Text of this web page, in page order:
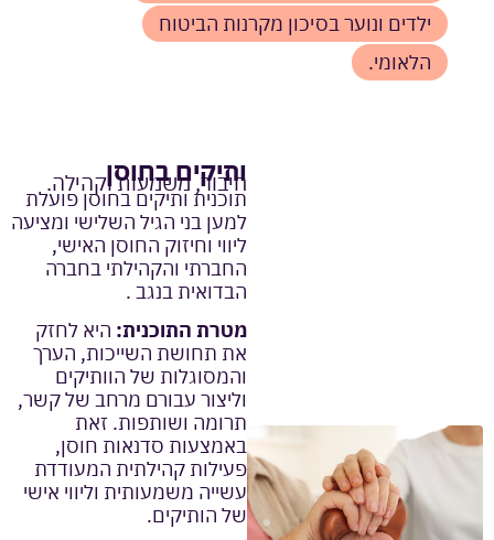
ילדים ונוער בסיכון מקרנות הביטוח
הלאומי.
ותיקים בחוסן
חיבור, משמעות וקהילה.
תוכנית ותיקים בחוסן פועלת
למען בני הגיל השלישי ומציעה
ליווי וחיזוק החוסן האישי,
החברתי והקהילתי בחברה
הבדואית בנגב .
מטרת התוכנית: היא לחזק
את תחושת השייכות, הערך
והמסוגלות של הוותיקים
וליצור עבורם מרחב של קשר,
תרומה ושותפות. זאת
באמצעות סדנאות חוסן,
פעילות קהילתית המעודדת
עשייה משמעותית וליווי אישי
של הותיקים.